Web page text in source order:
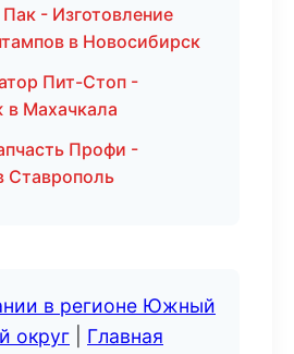
- Изготовление
в Новосибирск
Пит-Стоп -
Махачкала
Профи -
Ставрополь
в регионе Южный
округ
Главная